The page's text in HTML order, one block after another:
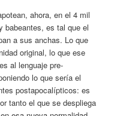
ahora, en el 4 mil
babeantes, es tal que el
a sus anchas. Lo que
original, lo que ese
al lenguaje pre-
lo que sería el
postapocalípticos: es
tanto el que se despliega